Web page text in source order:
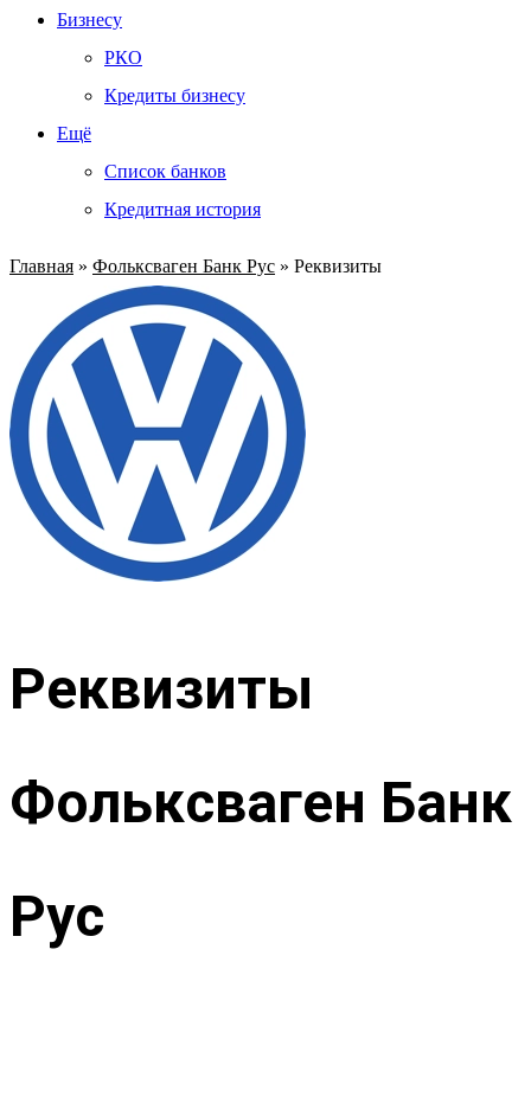
Бизнесу
РКО
Кредиты бизнесу
Ещё
Список банков
Кредитная история
Главная » Фольксваген Банк Рус » Реквизиты
Реквизиты
Фольксваген Банк
Рус